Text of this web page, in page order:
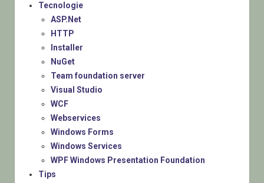
Tecnologie
ASP.Net
HTTP
Installer
NuGet
Team foundation server
Visual Studio
WCF
Webservices
Windows Forms
Windows Services
WPF Windows Presentation Foundation
Tips